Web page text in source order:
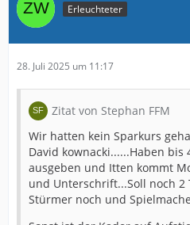
Erleuchteter
28. Juli 2025 um 11:17
Zitat von Stephan FFM
Wir hatten kein Sparkurs
David kownacki......Haben bis
ausgeben und Itten kommt
und Unterschrift...Soll noch 2
Stürmer noch und